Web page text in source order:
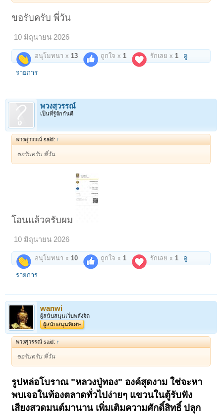
--เปี่ยมบุญญา..ศรัทธา เขากบ!
~~~~~~~~~~~~~~~
ปี 2452 ณ วัดพระปฐมเจดีย์ นครปฐม ท่านสมเด็จพระสังฆราช(เข) แห่งวัด
เกจิอาจารย์แห่งยุค...
☆☆ นำท่อนไม้มาวางบนม้า 2 ตัว ให้คณาจารย์ที่เชิญมา ใช้พลังจิตวิธี
บังคับกบไสไม้ วิ่งไป-กลับโดยไม่หล่นลงจากม้า ☆☆
ในการนี้ จัดพระเกจิเข้าทดสอบ ครั้งละ 10 รูป จากจำนวนที่นิมนต์มา
เป็น100 รูป
เกือบทุกรูป วิชาแก่กล้าบังคับกบไสไม้วิ่งไปข้างหน้าได้ แต่บังคับวิ่งกลับไม่
สำเร็จ...!
มึเพียง 10 รูปทำได้ครบถ้วนสมบูรณ์ตามกติกาที่องค์สมเด็จพระสังฆราช(เข)
--หลวงปู่ศุข วัดปากคลองมะขามเฒ่า
--หลวงปู่ปาน วัดคลองด่าน(บางเหี้ย)
--หลวงพ่อเงิน วัดบางคลาน
--หลวงปู่บุญ วัดกลางบางแก้ว
--หลวงปู่ยิ้ม วัดหนองบัว
=======และ=======
☆หลวงปู่ทอง วัดเขากบ นครสวรรค์
ยอดปรมาจารย์แห่งยุคที่ขอนำ "รูปหล่อโบราณ" รุ่นที่ไม่ทันท่าน แต่ได้
"หลวงพ่อเดิม วัดหนองโพ" ปลุกเสกให้ในฐานะที่เคารพนับถือท่านอย่างสูง
รูปหล่อโบราณเนื้อโลหะผสมหรือทองผสมนี้มี 2 แบบ...
--แบบที่สอง รูปหล่อโบราณพิมพ์ทรงเดียวกัน ใต้ฐานตอก "ตัวอุใหญ่"
ทั้ง 2 แบบนี้ล้วนเป็นรูปหล่อล้ำค่าที่เกือบจะทัน "หลวงปู่ทอง" แต่ก็มีคุณค่า
สูงสุดเพราะผ่านพลังจิตพลังปราณจาก "เทพเจ้าเมืองสี่แคว" หรือเทพเจ้า
หนองโพ "หลวงพ่อเดิม" บางเว็ปเสี้ยนถึงกับโม้เว่อร์ว่า...ราคาร่วมแสน !!!
ไม่ต้องปั่นราคาทะลุโลกเกินความจริงขนาดนั้น จัดรูปหล่อโบราณเนื้อทอง
=======3,200=======
เปิดดูไฟล์ 6677094
ความงามวินเทจ เนื้อโลหะผสมก่อนปี 2500(ประมาณปี 2490) โบราณไม่
บานบุรี แต่สุดแสนคลาสสิค รูปหล่อปรมาจารย์ "วัดวรนาถบรรพต"(วัดเขา
กบ)
ขอรับครับ พี่วัน
10 มิถุนายน 2026
อนุโมทนา x13 ถูกใจ x1 รักเลย x1 ดู
รายการ
พวงสุวรรณ์
เป็นที่รู้จักกันดี
พวงสุวรรณ์ said: ↑
ขอรับครับ พี่วัน
โอนแล้วครับผม
10 มิถุนายน 2026
อนุโมทนา x10 ถูกใจ x1 รักเลย x1 ดู
รายการ
wanwi
ผู้สนับสนุนเว็บพลังจิต
ผู้สนับสนุนพิเศษ
พวงสุวรรณ์ said: ↑
ขอรับครับ พี่วัน
รูปหล่อโบราณ "หลวงปู่ทอง" องค์สุดงาม ใช่จะหา
พบเจอในท้องตลาดทั่วไปง่ายๆ แขวนในตู้รับฟัง
เสียงสวดมนต์มานาน เพิ่มเติมความศักดิ์สิทธิ์ ปลุก